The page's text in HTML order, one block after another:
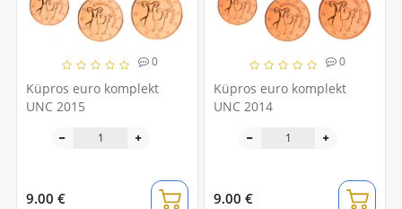
0
Küpros euro komplekt
UNC 2015
9.00 €
0
Küpros euro komplekt
UNC 2014
9.00 €